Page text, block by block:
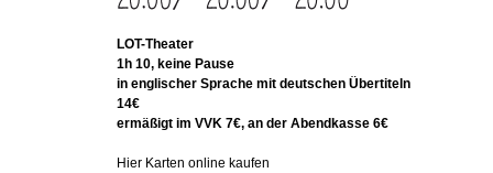
LOT-Theater
1h 10, keine Pause
in englischer Sprache mit deutschen Übertiteln
14€
ermäßigt im VVK 7€, an der Abendkasse 6€
Hier Karten online kaufen